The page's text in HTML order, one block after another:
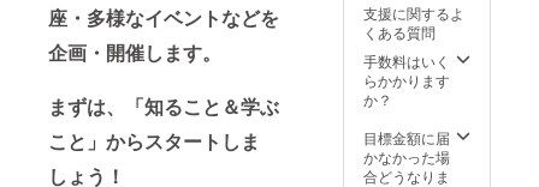
座・多様なイベントなどを
企画・開催します。
まずは、「知ること＆学ぶ
こと」からスタートしま
しょう！
支援に関するよ
くある質問
手数料はいく
らかかります
か？
目標金額に届
かなかった場
合どうなりま